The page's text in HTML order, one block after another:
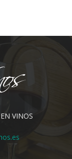
VINOS